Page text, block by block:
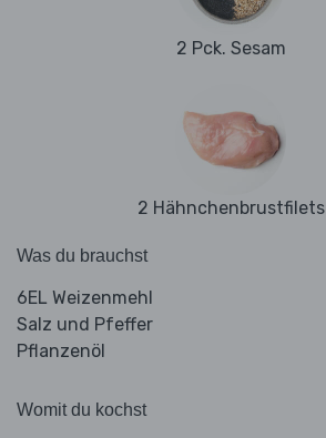
2 Pck. Sesam
2 Hähnchenbrustfilets
Was du brauchst
6EL Weizenmehl
Salz und Pfeffer
Pflanzenöl
Womit du kochst